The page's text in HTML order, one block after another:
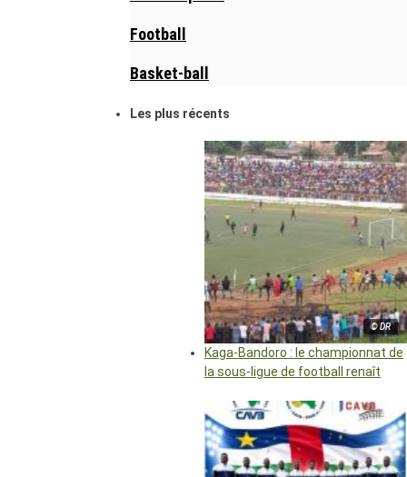
Football
Basket-ball
Les plus récents
© DR
Kaga-Bandoro : le championnat de
la sous-ligue de football renaît